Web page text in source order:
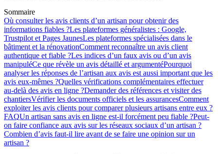
Sommaire
Où consulter les avis clients d’un artisan pour obtenir des
informations fiables ?Les plateformes généralistes : Google,
Trustpilot et Pages JaunesLes plateformes spécialisées dans le
bâtiment et la rénovationComment reconnaître un avis client
authentique et fiable ?Les indices d’un faux avis ou d’un avis
manipuléCe que révèle un avis détaillé et argumentéPourquoi
analyser les réponses de l’artisan aux avis est aussi important que les
avis eux-mêmes ?Quelles vérifications complémentaires effectuer
au-delà des avis en ligne ?Demander des références et visiter des
chantiersVérifier les documents officiels et les assurancesComment
exploiter les avis clients pour comparer plusieurs artisans entre eux ?
FAQUn artisan sans avis en ligne est-il forcément peu fiable ?Peut-
on faire confiance aux avis sur les réseaux sociaux d’un artisan ?
Combien d’avis faut-il lire avant de se faire une opinion sur un
artisan ?